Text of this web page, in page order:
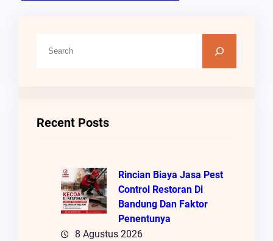
Recent Posts
Rincian Biaya Jasa Pest
Control Restoran Di
Bandung Dan Faktor
Penentunya
8 Agustus 2026